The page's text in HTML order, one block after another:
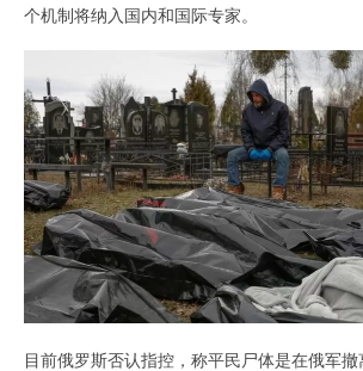
个机制将纳入国内和国际专家。
目前俄罗斯否认指控，称平民尸体是在俄军